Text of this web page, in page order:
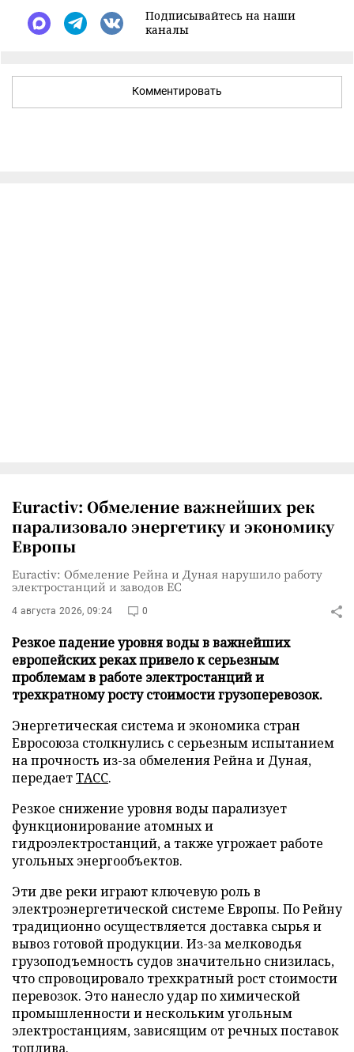
Подписывайтесь на наши
каналы
Комментировать
Euractiv: Обмеление важнейших рек
парализовало энергетику и экономику
Европы
Euractiv: Обмеление Рейна и Дуная нарушило работу
электростанций и заводов ЕС
4 августа 2026, 09:24 0
Резкое падение уровня воды в важнейших
европейских реках привело к серьезным
проблемам в работе электростанций и
трехкратному росту стоимости грузоперевозок.
Энергетическая система и экономика стран
Евросоюза столкнулись с серьезным испытанием
на прочность из-за обмеления Рейна и Дуная,
передаетТАСС.
Резкое снижение уровня воды парализует
функционирование атомных и
гидроэлектростанций, а также угрожает работе
угольных энергообъектов.
Эти две реки играют ключевую роль в
электроэнергетической системе Европы. По Рейну
традиционно осуществляется доставка сырья и
вывоз готовой продукции. Из-за мелководья
грузоподъемность судов значительно снизилась,
что спровоцировало трехкратный рост стоимости
перевозок. Это нанесло удар по химической
промышленности и нескольким угольным
электростанциям, зависящим от речных поставок
топлива.